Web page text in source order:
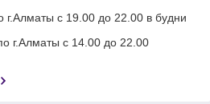
г.Алматы с 19.00 до 22.00 в будни
г.Алматы с 14.00 до 22.00